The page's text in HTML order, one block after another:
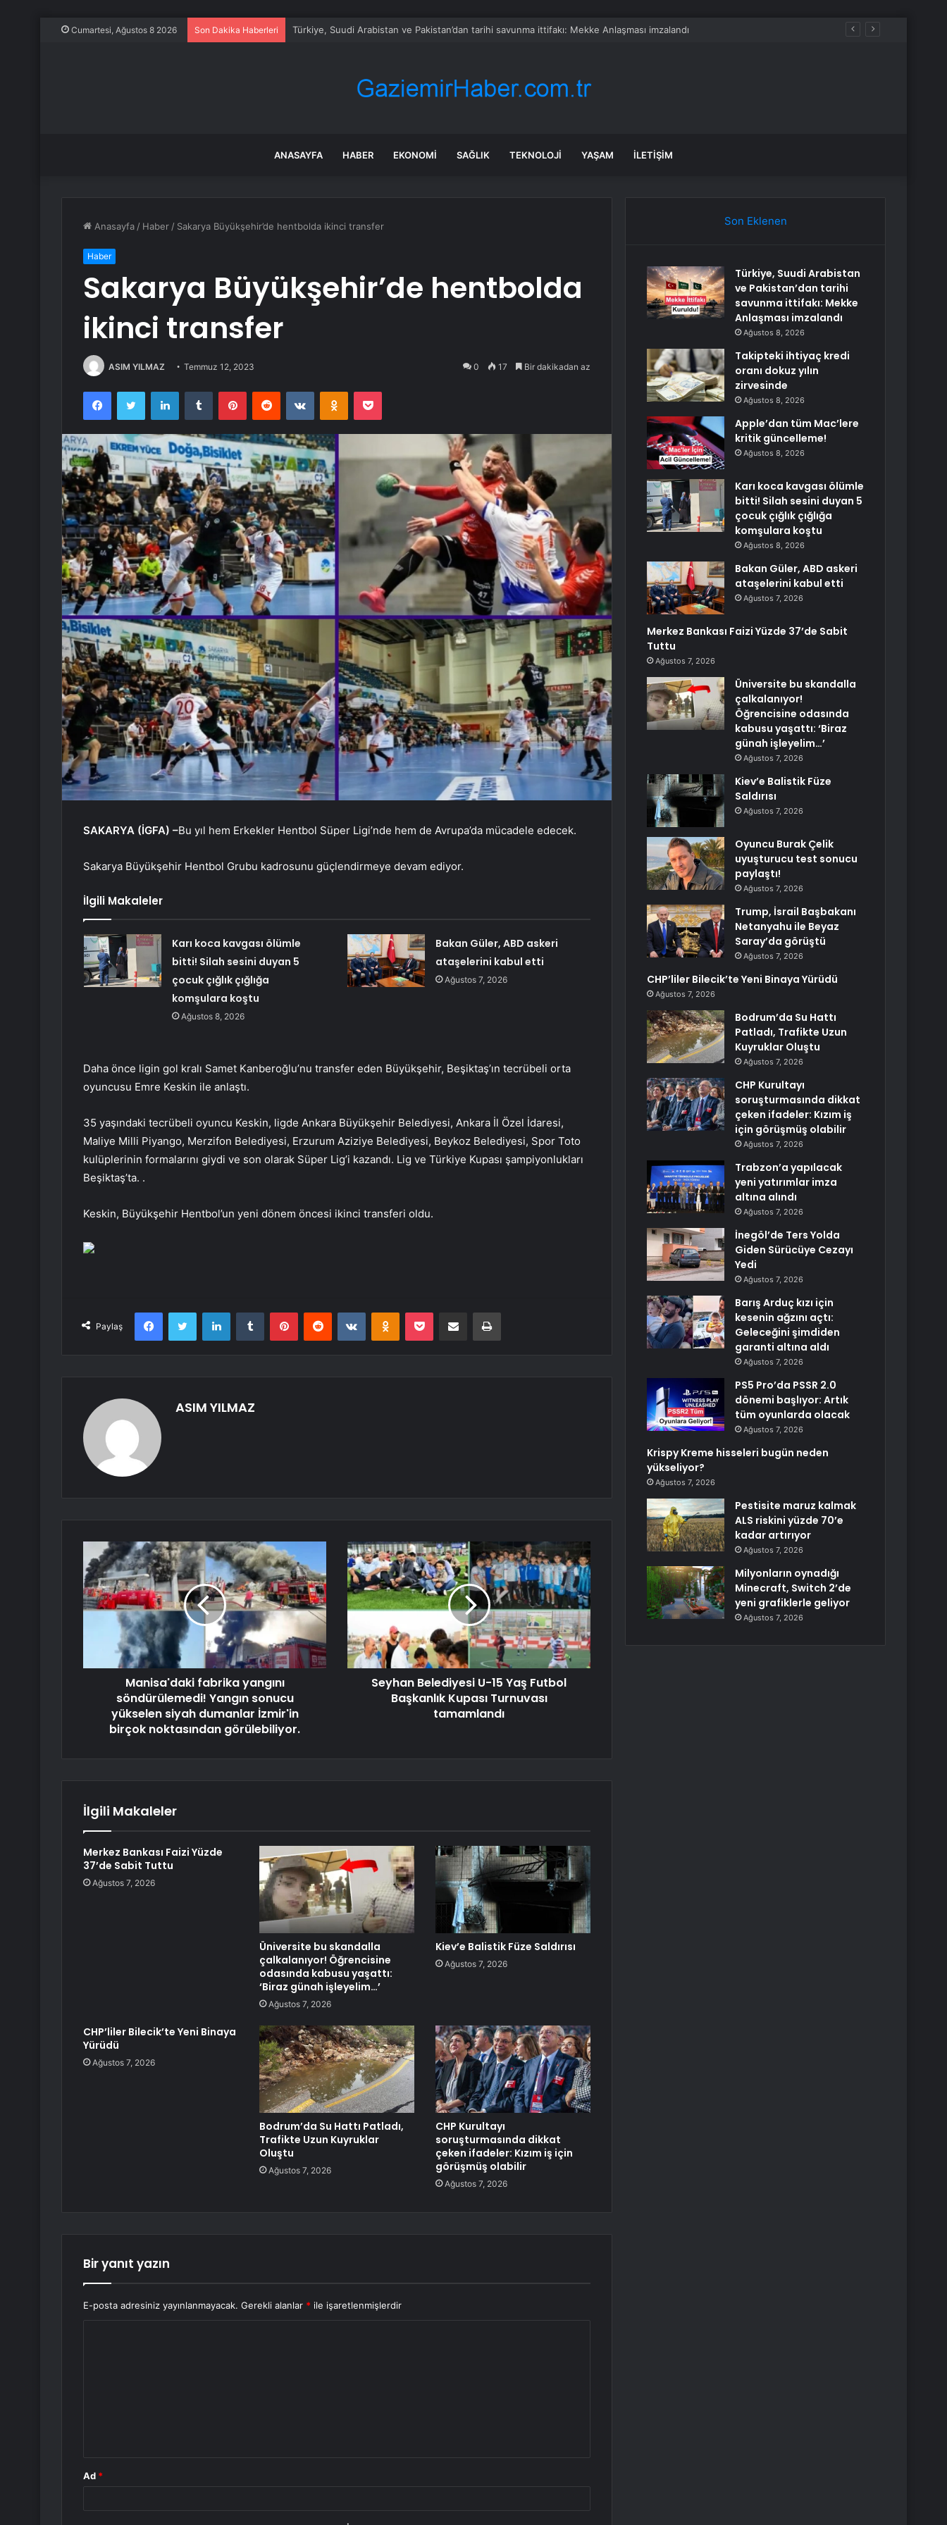
Cumartesi, Ağustos 8 2026 Son Dakika Haberleri Takipteki ihtiyaç kredi oranı dokuz yılın zirvesinde
ANASAYFA HABER EKONOMI SAĞLIK TEKNOLOJI YAŞAM İLETIŞIM
Anasayfa / Haber / Sakarya Büyükşehir’de hentbolda ikinci transfer
Haber
Sakarya Büyükşehir’de hentbolda
ikinci transfer
ASIM YILMAZ Temmuz 12, 2023 0 17 Bir dakikadan az
FacebookTwitter LinkedInTumblr PinterestReddit VKontakteOdnoklassniki
Pocket
SAKARYA (İGFA) –Bu yıl hem Erkekler Hentbol Süper Ligi’nde hem de Avrupa’da mücadele edecek.
Sakarya Büyükşehir Hentbol Grubu kadrosunu güçlendirmeye devam ediyor.
İlgili Makaleler
Karı koca kavgası ölümle
bitti! Silah sesini duyan 5
çocuk çığlık çığlığa
komşulara koştu
Ağustos 8, 2026
Bakan Güler, ABD askeri
ataşelerini kabul etti
Ağustos 7, 2026
Daha önce ligin gol kralı Samet Kanberoğlu’nu transfer eden Büyükşehir, Beşiktaş’ın tecrübeli orta
oyuncusu Emre Keskin ile anlaştı.
35 yaşındaki tecrübeli oyuncu Keskin, ligde Ankara Büyükşehir Belediyesi, Ankara İl Özel İdaresi,
Maliye Milli Piyango, Merzifon Belediyesi, Erzurum Aziziye Belediyesi, Beykoz Belediyesi, Spor Toto
kulüplerinin formalarını giydi ve son olarak Süper Lig’i kazandı. Lig ve Türkiye Kupası şampiyonlukları
Beşiktaş’ta. .
Keskin, Büyükşehir Hentbol’un yeni dönem öncesi ikinci transferi oldu.
Paylaş
FacebookTwitter LinkedInTumblr PinterestReddit VKontakteOdnoklassniki
Pocket E-Posta ile paylaş Yazdır
ASIM YILMAZ
Manisa'daki fabrika yangını
söndürülemedi! Yangın sonucu
yükselen siyah dumanlar İzmir'in
birçok noktasından görülebiliyor.
Seyhan Belediyesi U-15 Yaş Futbol
Başkanlık Kupası Turnuvası
tamamlandı
İlgili Makaleler
Merkez Bankası Faizi Yüzde
37’de Sabit Tuttu
Ağustos 7, 2026
Üniversite bu skandalla
çalkalanıyor! Öğrencisine
odasında kabusu yaşattı:
‘Biraz günah işleyelim…’
Ağustos 7, 2026
Kiev’e Balistik Füze Saldırısı
Ağustos 7, 2026
CHP’liler Bilecik’te Yeni Binaya
Yürüdü
Ağustos 7, 2026
Bodrum’da Su Hattı Patladı,
Trafikte Uzun Kuyruklar
Oluştu
Ağustos 7, 2026
CHP Kurultayı
soruşturmasında dikkat
çeken ifadeler: Kızım iş için
görüşmüş olabilir
Ağustos 7, 2026
Bir yanıt yazın
E-posta adresiniz yayınlanmayacak. Gerekli alanlar * ile işaretlenmişlerdir
Ad *
Son Eklenen
Türkiye, Suudi Arabistan
ve Pakistan’dan tarihi
savunma ittifakı: Mekke
Anlaşması imzalandı
Ağustos 8, 2026
Takipteki ihtiyaç kredi
oranı dokuz yılın
zirvesinde
Ağustos 8, 2026
Apple’dan tüm Mac’lere
kritik güncelleme!
Ağustos 8, 2026
Karı koca kavgası ölümle
bitti! Silah sesini duyan 5
çocuk çığlık çığlığa
komşulara koştu
Ağustos 8, 2026
Bakan Güler, ABD askeri
ataşelerini kabul etti
Ağustos 7, 2026
Merkez Bankası Faizi Yüzde 37’de Sabit
Tuttu
Ağustos 7, 2026
Üniversite bu skandalla
çalkalanıyor!
Öğrencisine odasında
kabusu yaşattı: ‘Biraz
günah işleyelim…’
Ağustos 7, 2026
Kiev’e Balistik Füze
Saldırısı
Ağustos 7, 2026
Oyuncu Burak Çelik
uyuşturucu test sonucu
paylaştı!
Ağustos 7, 2026
Trump, İsrail Başbakanı
Netanyahu ile Beyaz
Saray’da görüştü
Ağustos 7, 2026
CHP’liler Bilecik’te Yeni Binaya Yürüdü
Ağustos 7, 2026
Bodrum’da Su Hattı
Patladı, Trafikte Uzun
Kuyruklar Oluştu
Ağustos 7, 2026
CHP Kurultayı
soruşturmasında dikkat
çeken ifadeler: Kızım iş
için görüşmüş olabilir
Ağustos 7, 2026
Trabzon’a yapılacak
yeni yatırımlar imza
altına alındı
Ağustos 7, 2026
İnegöl’de Ters Yolda
Giden Sürücüye Cezayı
Yedi
Ağustos 7, 2026
Barış Arduç kızı için
kesenin ağzını açtı:
Geleceğini şimdiden
garanti altına aldı
Ağustos 7, 2026
PS5 Pro’da PSSR 2.0
dönemi başlıyor: Artık
tüm oyunlarda olacak
Ağustos 7, 2026
Krispy Kreme hisseleri bugün neden
yükseliyor?
Ağustos 7, 2026
Pestisite maruz kalmak
ALS riskini yüzde 70’e
kadar artırıyor
Ağustos 7, 2026
Milyonların oynadığı
Minecraft, Switch 2’de
yeni grafiklerle geliyor
Ağustos 7, 2026